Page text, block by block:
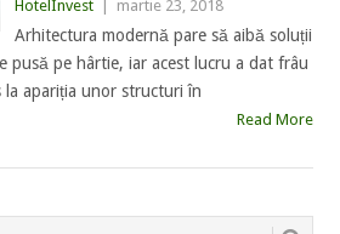
HotelInvest martie 23, 2018
Arhitectura modernă pare să aibă soluții
pusă pe hârtie, iar acest lucru a dat frâu
la apariția unor structuri în
Read More